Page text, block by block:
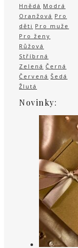
Hnědá Modrá
Oranžová Pro
děti Pro muže
Pro ženy
Růžová
Stříbrná
Zelená Černá
Červená Šedá
Žlutá
Novinky: